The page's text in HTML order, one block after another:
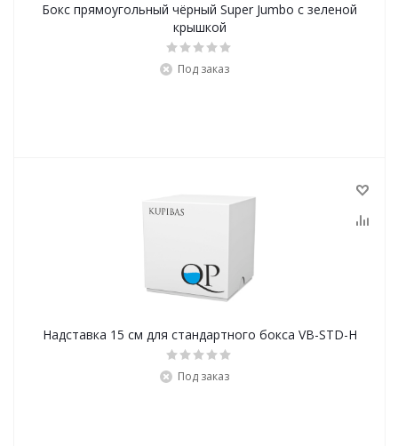
Бокс прямоугольный чёрный Super Jumbo с зеленой
крышкой
Под заказ
Надставка 15 см для стандартного бокса VB-STD-H
Под заказ